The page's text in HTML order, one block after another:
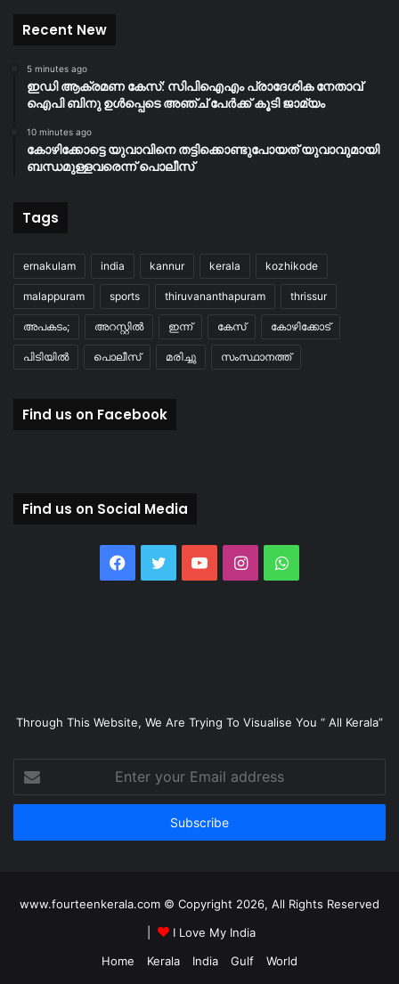
Recent New
5 minutes ago
ഇഡി ആക്രമണ കേസ്: സിപിഐഎം പ്രാദേശിക നേതാവ്
ഐപി ബിനു ഉൾപ്പെടെ അഞ്ച് പേർക്ക് കൂടി ജാമ്യം
10 minutes ago
കോഴിക്കോട്ടെ യുവാവിനെ തട്ടിക്കൊണ്ടുപോയത് യുവാവുമായി
ബന്ധമുള്ളവരെന്ന് പൊലീസ്
Tags
ernakulam india kannur kerala kozhikode
malappuram sports thiruvananthapuram thrissur
അപകടം; അറസ്റ്റിൽ ഇന്ന് കേസ് കോഴിക്കോട്
പിടിയിൽ പൊലീസ് മരിച്ചു സംസ്ഥാനത്ത്
Find us on Facebook
Find us on Social Media
Facebook
TwitterYouTubeInstagramWhatsApp
Through This Website, We Are Trying To Visualise You “ All Kerala”
your
Email
www.fourteenkerala.com © Copyright 2026, All Rights Reserved
I Love My India
Home
Kerala India Gulf World